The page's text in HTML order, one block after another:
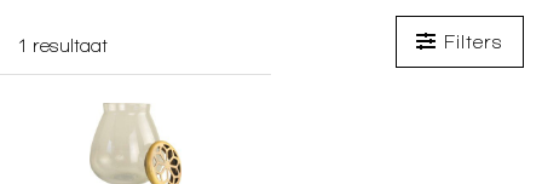
1 resultaat Filters